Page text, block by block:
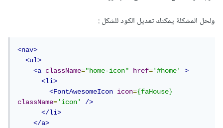
ولحل المشكلة يمكنك تعديل الكود للشكل
<nav>
<ul>
<a
className="home-icon" href='#home'
>
<li>
<FontAwesomeIcon
icon={faHouse}
className='icon'
/>
</li>
</a>